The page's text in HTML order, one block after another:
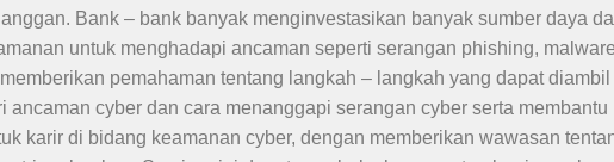
Bank – bank banyak menginvestasikan banyak sumber daya
untuk menghadapi ancaman seperti serangan phishing,
pemahaman tentang langkah – langkah yang dapat
ancaman cyber dan cara menanggapi serangan cyber serta
karir di bidang keamanan cyber, dengan memberikan wawasan